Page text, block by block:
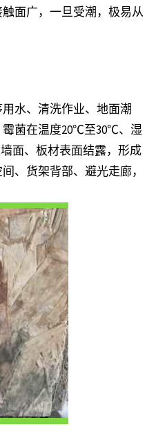
面广，一旦受潮，极易从
水、清洗作业、地面潮
霉菌在温度20℃至30℃、湿
面、板材表面结露，形成
、货架背部、避光走廊，